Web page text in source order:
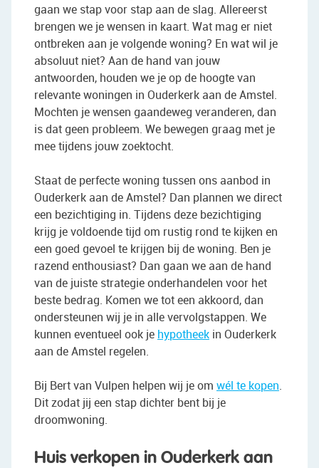
gaan we stap voor stap aan de slag. Allereerst
brengen we je wensen in kaart. Wat mag er niet
ontbreken aan je volgende woning? En wat wil je
absoluut niet? Aan de hand van jouw
antwoorden, houden we je op de hoogte van
relevante woningen in Ouderkerk aan de Amstel.
Mochten je wensen gaandeweg veranderen, dan
is dat geen probleem. We bewegen graag met je
mee tijdens jouw zoektocht.
Staat de perfecte woning tussen ons aanbod in
Ouderkerk aan de Amstel? Dan plannen we direct
een bezichtiging in. Tijdens deze bezichtiging
krijg je voldoende tijd om rustig rond te kijken en
een goed gevoel te krijgen bij de woning. Ben je
razend enthousiast? Dan gaan we aan de hand
van de juiste strategie onderhandelen voor het
beste bedrag. Komen we tot een akkoord, dan
ondersteunen wij je in alle vervolgstappen. We
kunnen eventueel ook je hypotheek in Ouderkerk
aan de Amstel regelen.
Bij Bert van Vulpen helpen wij je om wél te kopen.
Dit zodat jij een stap dichter bent bij je
droomwoning.
Huis verkopen in Ouderkerk aan